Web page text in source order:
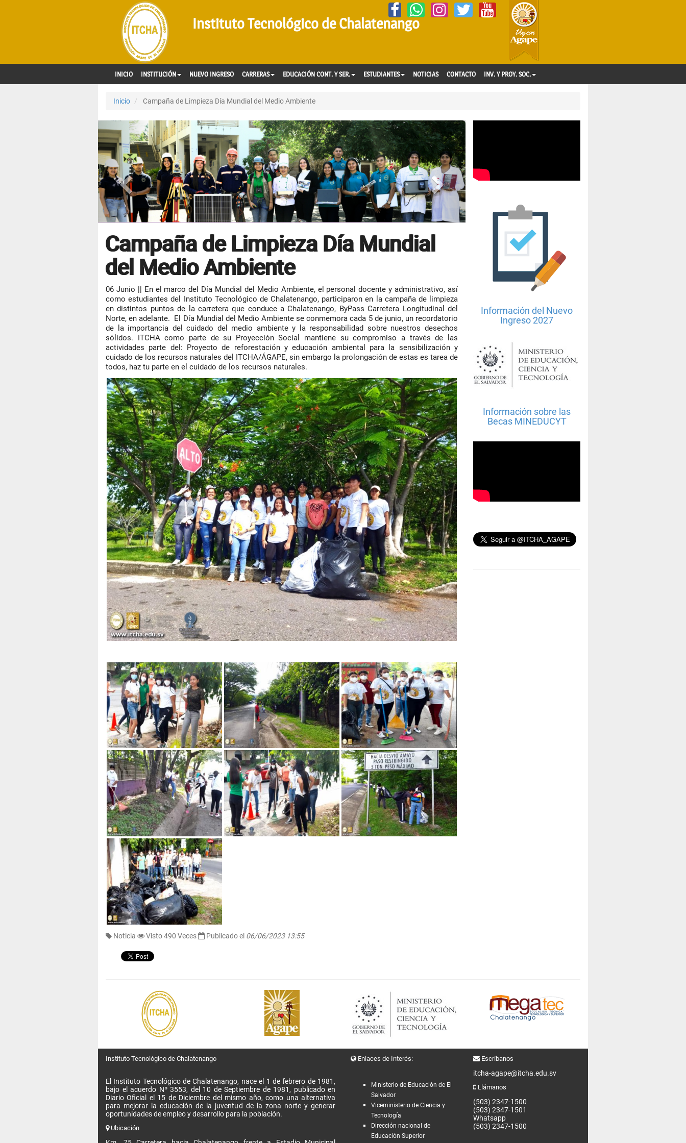
Instituto Tecnológico de Chalatenango
INICIO INSTITUCIÓN NUEVO INGRESO CARRERAS EDUCACIÓN CONT. Y SER. ESTUDIANTES NOTICIAS CONTACTO INV. Y PROY. SOC.
Inicio Campaña de Limpieza Día Mundial del Medio Ambiente
Campaña de Limpieza Día Mundial
del Medio Ambiente
06 Junio || En el marco del Día Mundial del Medio Ambiente, el personal docente y administrativo, así
como estudiantes del Instituto Tecnológico de Chalatenango, participaron en la campaña de limpieza
en distintos puntos de la carretera que conduce a Chalatenango, ByPass Carretera Longitudinal del
Norte, en adelante. El Día Mundial del Medio Ambiente se conmemora cada 5 de junio, un recordatorio
de la importancia del cuidado del medio ambiente y la responsabilidad sobre nuestros desechos
sólidos. ITCHA como parte de su Proyección Social mantiene su compromiso a través de las
actividades parte del: Proyecto de reforestación y educación ambiental para la sensibilización y
cuidado de los recursos naturales del ITCHA/ÁGAPE, sin embargo la prolongación de estas es tarea de
todos, haz tu parte en el cuidado de los recursos naturales.
Noticia Visto 490 Veces Publicado el 06/06/2023 13:55
Información del Nuevo
Ingreso 2027
Información sobre las
Becas MINEDUCYT
Instituto Tecnológico de Chalatenango
El Instituto Tecnológico de Chalatenango, nace el 1 de febrero de 1981,
bajo el acuerdo Nº 3553, del 10 de Septiembre de 1981, publicado en
Diario Oficial el 15 de Diciembre del mismo año, como una alternativa
para mejorar la educación de la juventud de la zona norte y generar
oportunidades de empleo y desarrollo para la población.
Ubicación
Enlaces de Interés:
Ministerio de Educación de El
Salvador
Viceministerio de Ciencia y
Tecnología
Dirección nacional de
Educación Superior
Escríbanos
itcha-agape@itcha.edu.sv
Llámanos
(503) 2347-1500
(503) 2347-1501
Whatsapp
(503) 2347-1500